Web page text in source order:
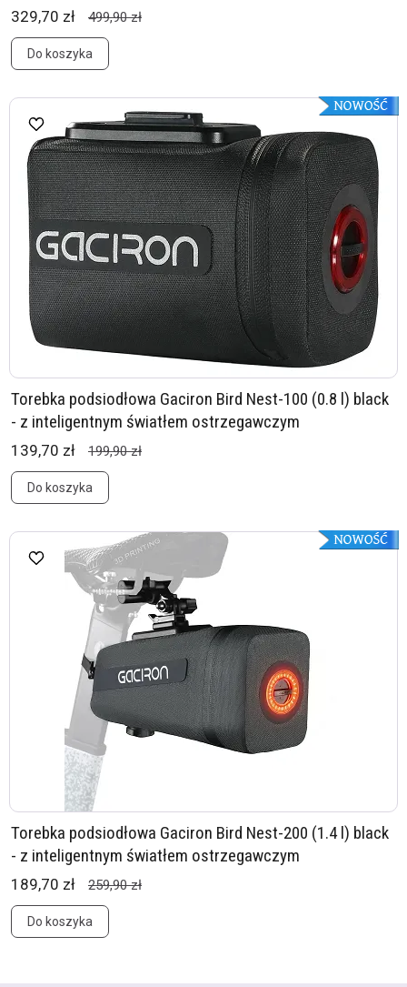
329,70 zł 499,90 zł
Do koszyka
Torebka podsiodłowa Gaciron Bird Nest-100 (0.8 l) black
- z inteligentnym światłem ostrzegawczym
139,70 zł 199,90 zł
Do koszyka
Torebka podsiodłowa Gaciron Bird Nest-200 (1.4 l) black
- z inteligentnym światłem ostrzegawczym
189,70 zł 259,90 zł
Do koszyka